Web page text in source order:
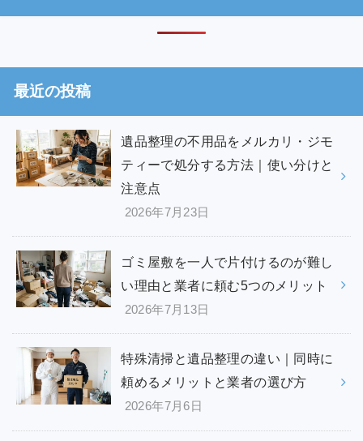
最近の投稿
遺品整理の不用品をメルカリ・ジモ
ティーで処分する方法｜使い分けと
注意点
2026年7月23日
ゴミ屋敷を一人で片付けるのが難し
い理由と業者に頼む5つのメリット
2026年7月13日
特殊清掃と遺品整理の違い｜同時に
頼めるメリットと業者の選び方
2026年7月6日